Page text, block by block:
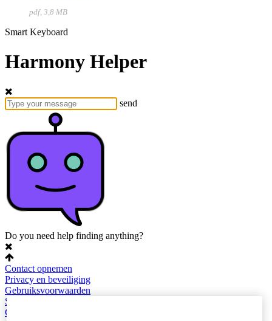
pdf, 3,8 MB
Smart Keyboard
Harmony Helper
send
Do you need help finding anything?
Contact opnemen
Privacy en beveiliging
Gebruiksvoorwaarden
Sitemap
Cookie-instellingen